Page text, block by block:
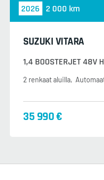
2026 2 000 km
SUZUKI VITARA
1,4 BOOSTERJET 48V
2 renkaat aluilla
35 990 €